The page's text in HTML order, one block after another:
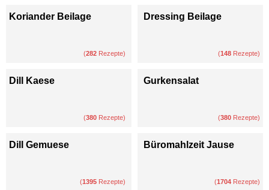
Koriander Beilage
(282 Rezepte)
Dressing Beilage
(148 Rezepte)
Dill Kaese
(380 Rezepte)
Gurkensalat
(380 Rezepte)
Dill Gemuese
(1395 Rezepte)
Büromahlzeit Jause
(1704 Rezepte)